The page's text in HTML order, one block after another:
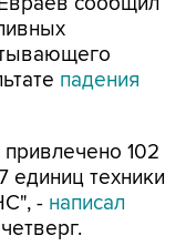
падения
102
единиц техники
- написал